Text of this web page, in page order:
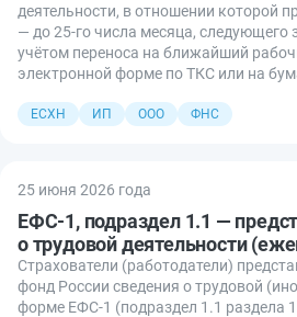
деятельности, в отношении которой
— до 25-го числа месяца, следующего
учётом переноса на ближайший
электронной форме по ТКС или на
ЕСХН ИП ООО ФНС
25 июня 2026 года
ЕФС-1, подраздел 1.1 —
о трудовой деятельности
Страхователи (работодатели)
фонд России сведения о трудовой
форме ЕФС-1 (подраздел 1.1 раздела